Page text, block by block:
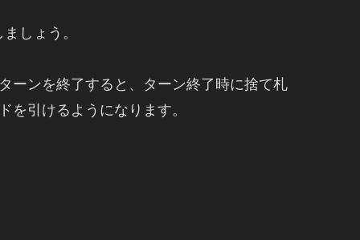
しょう。
ーンを終了すると、ターン終了時に捨て札
を引けるようになります。